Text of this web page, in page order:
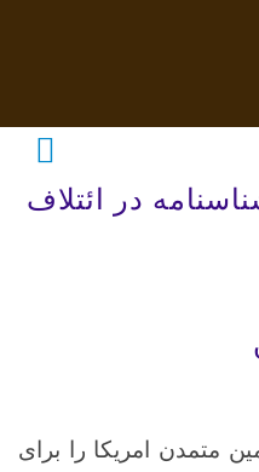
در ائتلاف
متمدن امریکا را برای